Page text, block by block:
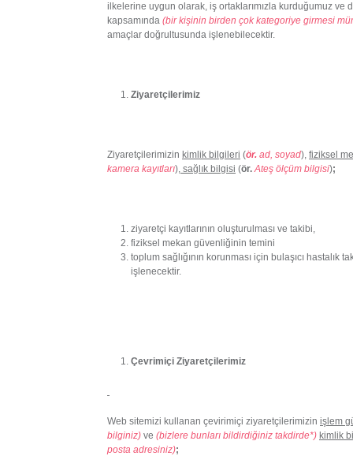
ilkelerine uygun olarak, iş ortaklarımızla kurduğumuz ve
kapsamında (bir kişinin birden çok kategoriye girmesi
amaçlar doğrultusunda işlenebilecektir.
Ziyaretçilerimiz
Ziyaretçilerimizin kimlik bilgileri (ör. ad, soyad), fiziksel
kamera kayıtları), sağlık bilgisi (ör.Ateş ölçüm bilgisi);
ziyaretçi kayıtlarının oluşturulması ve takibi,
fiziksel mekan güvenliğinin temini
toplum sağlığının korunması için bulaşıcı hastalık
işlenecektir.
Çevrimiçi Ziyaretçilerimiz
Web sitemizi kullanan çevirimiçi ziyaretçilerimizin işlem
bilginiz) ve (bizlere bunları bildirdiğiniz takdirde*) kimlik
posta adresiniz);